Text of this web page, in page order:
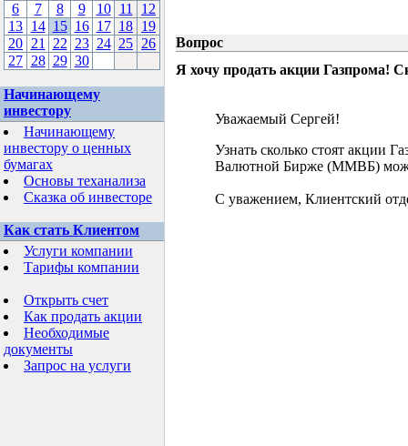
6
7 8 9 10 11
12
13 14 15 16 17 18 19
20 21 22 23 24 25 26
27 28 29 30
Начинающему
инвестору
Начинающему
инвестору о ценных
бумагах
Основы теханализа
Сказка об инвесторе
Как стать Клиентом
Услуги компании
Тарифы компании
Открыть счет
Как продать акции
Необходимые
документы
Запрос на услуги
Вопрос
Я хочу продать акции Газпрома!
Уважаемый Сергей!
Узнать сколько стоят акции
Валютной Бирже (ММВБ)
С уважением, Клиентский